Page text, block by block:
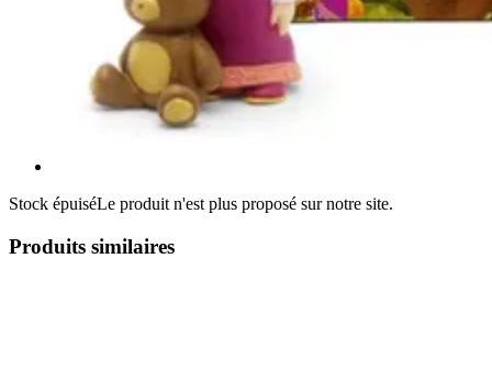
Stock épuiséLe produit n'est plus proposé sur notre site.
Produits similaires